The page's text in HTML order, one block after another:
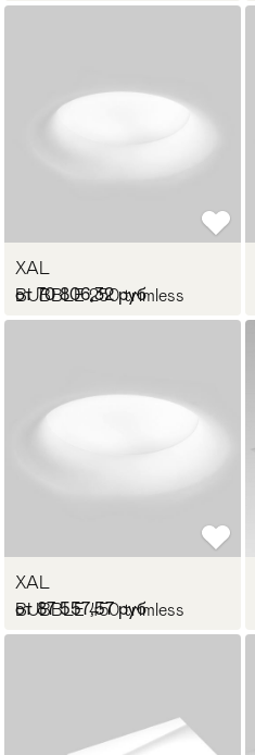
XAL
BUBBLE 250 trimless
от 70 806,32 руб
XAL
BUBBLE 450 trimless
от 87 557,57 руб